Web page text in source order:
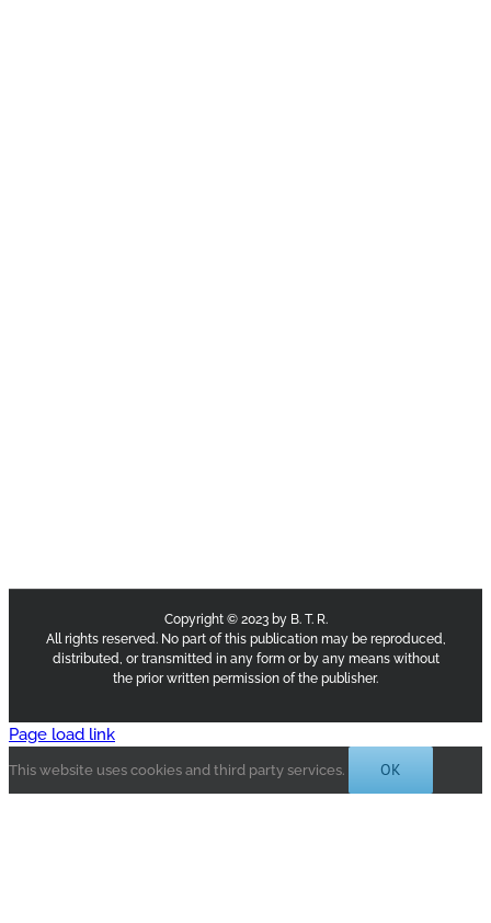
Copyright © 2023 by B. T. R.
All rights reserved. No part of this publication may be reproduced,
distributed, or transmitted in any form or by any means without
the prior written permission of the publisher.
Page load link
This website uses cookies and third party services. OK